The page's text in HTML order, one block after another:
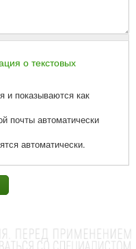
о текстовых
и показываются как
почты автоматически
автоматически.